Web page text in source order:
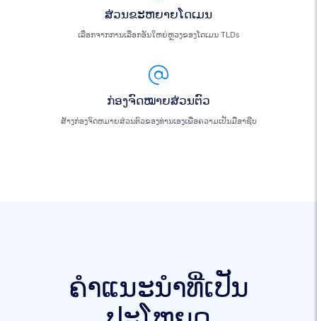
ສ່ວນຂະຫຍາຍໂດເມນ
ເລືອກຈາກການເລືອກອັນໃຫຍ່ຫຼວງຂອງໂດເມນ TLDs
ກ່ອງຈົດໝາຍສ່ວນຕົວ
ສ້າງກ່ອງຈົດຫມາຍສ່ວນຕົວຂອງທ່ານເອງເພື່ອຄວາມເປັນມືອາຊີບ
ຄໍາແນະນໍາທີ່ເປັນ